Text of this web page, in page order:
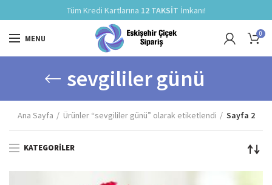
MENU 0
sevgililer günü
Ana Sayfa Ürünler “sevgililer günü” olarak etiketlendi Sayfa 2
KATEGORILER
Tüm Kredi Kartlarına 12 TAKSİT İmkanı!